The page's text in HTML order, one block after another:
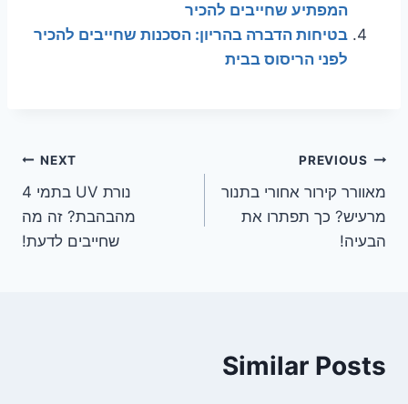
המפתיע שחייבים להכיר
בטיחות הדברה בהריון: הסכנות שחייבים להכיר
לפני הריסוס בבית
ניווט
PREVIOUS
מאוורר קירור אחורי בתנור
מרעיש? כך תפתרו את
הבעיה!
NEXT
נורת UV בתמי 4
מהבהבת? זה מה
שחייבים לדעת!
Similar Posts